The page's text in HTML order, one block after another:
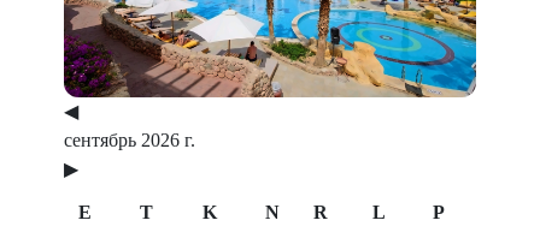
◀
сентябрь 2026 г.
▶
E T K N R L P